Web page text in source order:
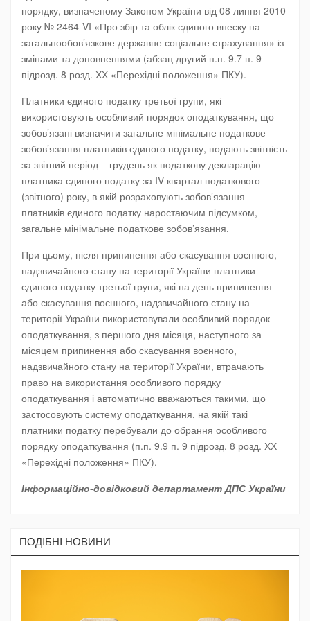
порядку, визначеному Законом України від 08 липня 2010
року № 2464-VI «Про збір та облік єдиного внеску на
загальнообов’язкове державне соціальне страхування» із
змінами та доповненнями (абзац другий п.п. 9.7 п. 9
підрозд. 8 розд. ХХ «Перехідні положення» ПКУ).
Платники єдиного податку третьої групи, які
використовують особливий порядок оподаткування, що
зобов’язані визначити загальне мінімальне податкове
зобов’язання платників єдиного податку, подають звітність
за звітний період – грудень як податкову декларацію
платника єдиного податку за IV квартал податкового
(звітного) року, в якій розраховують зобов’язання
платників єдиного податку наростаючим підсумком,
загальне мінімальне податкове зобов’язання.
При цьому, після припинення або скасування воєнного,
надзвичайного стану на території України платники
єдиного податку третьої групи, які на день припинення
або скасування воєнного, надзвичайного стану на
території України використовували особливий порядок
оподаткування, з першого дня місяця, наступного за
місяцем припинення або скасування воєнного,
надзвичайного стану на території України, втрачають
право на використання особливого порядку
оподаткування і автоматично вважаються такими, що
застосовують систему оподаткування, на якій такі
платники податку перебували до обрання особливого
порядку оподаткування (п.п. 9.9 п. 9 підрозд. 8 розд. ХХ
«Перехідні положення» ПКУ).
Інформаційно-довідковий департамент ДПС України
ПОДIБНI НОВИНИ